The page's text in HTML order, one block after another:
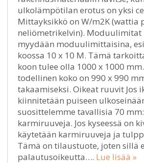
ulkolämpötilan erotus on yksi
Mittayksikkö on W/m2K (wattia
neliömetrikelvin). Moduulimitat
myydään moduulimittaisina,
koossa 10 x 10 M. Tämä
koon tulee olla 1000 x 1000
todellinen koko on 990 x 990
takaamiseksi. Oikeat ruuvit Jos
kiinnitetään puiseen
suosittelemme tavallisia 70
karmiruuveja. Jos kyseessä on
käytetään karmiruuveja ja
Tämä on tilaustuote, joten sillä
palautusoikeutta…. Lue lisää »